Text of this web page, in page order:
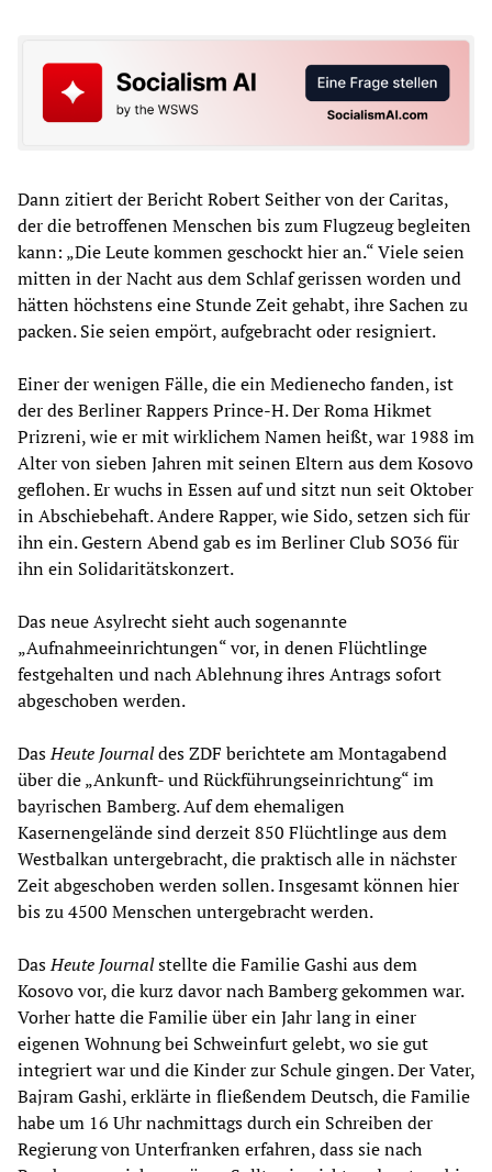
Dann zitiert der Bericht Robert Seither von der Caritas,
der die betroffenen Menschen bis zum Flugzeug begleiten
kann: „Die Leute kommen geschockt hier an.“ Viele seien
mitten in der Nacht aus dem Schlaf gerissen worden und
hätten höchstens eine Stunde Zeit gehabt, ihre Sachen zu
packen. Sie seien empört, aufgebracht oder resigniert.
Einer der wenigen Fälle, die ein Medienecho fanden, ist
der des Berliner Rappers Prince-H. Der Roma Hikmet
Prizreni, wie er mit wirklichem Namen heißt, war 1988 im
Alter von sieben Jahren mit seinen Eltern aus dem Kosovo
geflohen. Er wuchs in Essen auf und sitzt nun seit Oktober
in Abschiebehaft. Andere Rapper, wie Sido, setzen sich für
ihn ein. Gestern Abend gab es im Berliner Club SO36 für
ihn ein Solidaritätskonzert.
Das neue Asylrecht sieht auch sogenannte
„Aufnahmeeinrichtungen“ vor, in denen Flüchtlinge
festgehalten und nach Ablehnung ihres Antrags sofort
abgeschoben werden.
DasHeute Journaldes ZDF berichtete am Montagabend
über die „Ankunft- und Rückführungseinrichtung“ im
bayrischen Bamberg. Auf dem ehemaligen
Kasernengelände sind derzeit 850 Flüchtlinge aus dem
Westbalkan untergebracht, die praktisch alle in nächster
Zeit abgeschoben werden sollen. Insgesamt können hier
bis zu 4500 Menschen untergebracht werden.
DasHeute Journalstellte die Familie Gashi aus dem
Kosovo vor, die kurz davor nach Bamberg gekommen war.
Vorher hatte die Familie über ein Jahr lang in einer
eigenen Wohnung bei Schweinfurt gelebt, wo sie gut
integriert war und die Kinder zur Schule gingen. Der Vater,
Bajram Gashi, erklärte in fließendem Deutsch, die Familie
habe um 16 Uhr nachmittags durch ein Schreiben der
Regierung von Unterfranken erfahren, dass sie nach